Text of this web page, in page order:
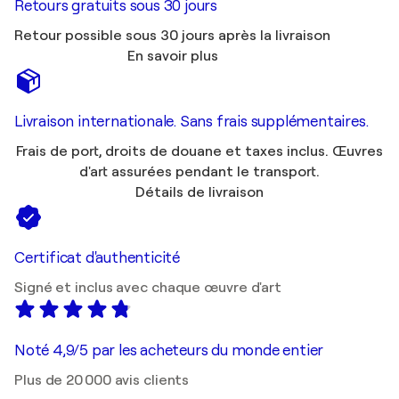
Retours gratuits sous 30 jours
Retour possible sous 30 jours après la livraison
En savoir plus
Livraison internationale. Sans frais supplémentaires.
Frais de port, droits de douane et taxes inclus. Œuvres
d'art assurées pendant le transport.
Détails de livraison
Certificat d'authenticité
Signé et inclus avec chaque œuvre d'art
Noté 4,9/5 par les acheteurs du monde entier
Plus de 20 000 avis clients